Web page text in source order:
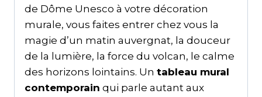
de Dôme Unesco à votre décoration
murale, vous faites entrer chez vous la
magie d’un matin auvergnat, la douceur
de la lumière, la force du volcan, le calme
des horizons lointains. Un tableau mural
contemporain qui parle autant aux